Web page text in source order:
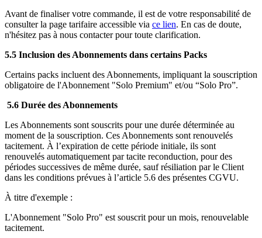
Avant de finaliser votre commande, il est de votre responsabilité de
consulter la page tarifaire accessible via ce lien. En cas de doute,
n'hésitez pas à nous contacter pour toute clarification.
5.5 Inclusion des Abonnements dans certains Packs
Certains packs incluent des Abonnements, impliquant la souscription
obligatoire de l'Abonnement "Solo Premium" et/ou “Solo Pro”.
5.6 Durée des Abonnements
Les Abonnements sont souscrits pour une durée déterminée au
moment de la souscription. Ces Abonnements sont renouvelés
tacitement. À l’expiration de cette période initiale, ils sont
renouvelés automatiquement par tacite reconduction, pour des
périodes successives de même durée, sauf résiliation par le Client
dans les conditions prévues à l’article 5.6 des présentes CGVU.
À titre d'exemple :
L'Abonnement "Solo Pro" est souscrit pour un mois, renouvelable
tacitement.